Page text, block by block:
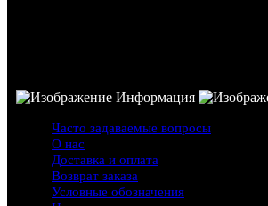
Информация
Часто задаваемые вопросы
О нас
Доставка и оплата
Возврат заказа
Условные обозначения